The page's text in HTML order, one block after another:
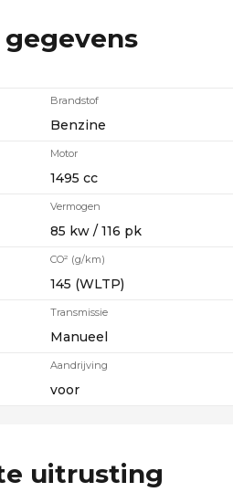
Brandstof
Benzine
Motor
1495 cc
Vermogen
85 kw / 116 pk
CO² (g/km)
145 (WLTP)
Transmissie
Manueel
Aandrijving
voor
uitrusting